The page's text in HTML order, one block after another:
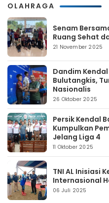
OLAHRAGA
Senam
Ruang Sehat
21 November 2025
Dandim
Bulutangkis,
Nasionalis
26 Oktober 2025
Persik Kendal
Kumpulkan
Jelang Liga 4
11 Oktober 2025
TNI AL Inisiasi
Internasional
06 Juli 2025